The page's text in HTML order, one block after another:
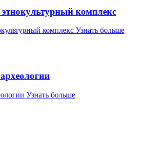
комплекс
комплекс Узнать больше
Узнать больше